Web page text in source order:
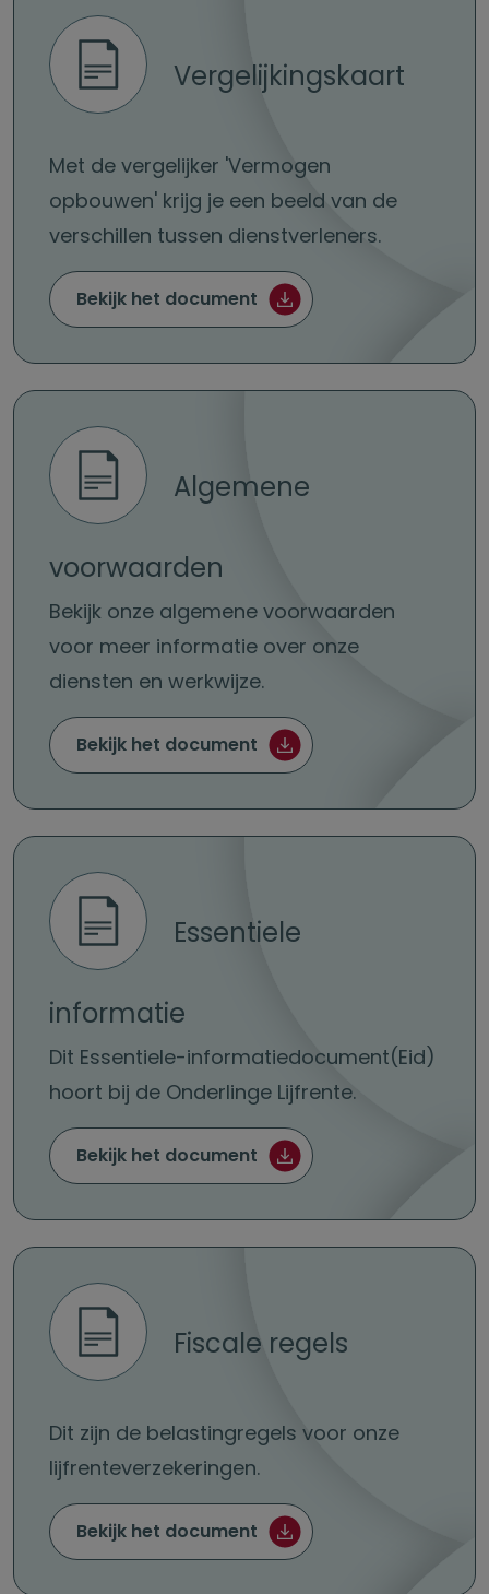
Vergelijkingskaart
Met de vergelijker 'Vermogen
opbouwen' krijg je een beeld van de
verschillen tussen dienstverleners.
Bekijk het document Vergelijkingskaart (pdf)
Algemene
voorwaarden
Bekijk onze algemene voorwaarden
voor meer informatie over onze
diensten en werkwijze.
Bekijk het document Algemene voorwaarden
Essentiele
informatie
Dit Essentiele-informatiedocument(Eid)
hoort bij de Onderlinge Lijfrente.
Bekijk het document Essentiele informatie
Fiscale regels
Dit zijn de belastingregels voor onze
lijfrenteverzekeringen.
Bekijk het document Fiscale regels (pdf)